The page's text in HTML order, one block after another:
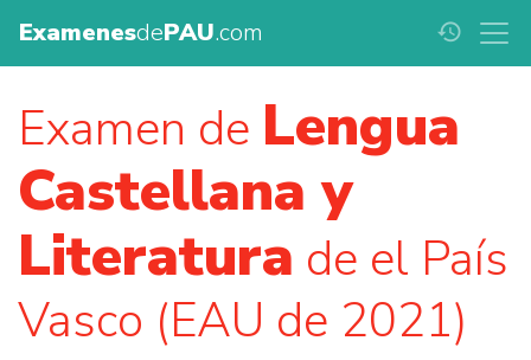
ExamenesdePAU.com history
Examen de Lengua
Castellana y
Literatura de el País
Vasco (EAU de 2021)